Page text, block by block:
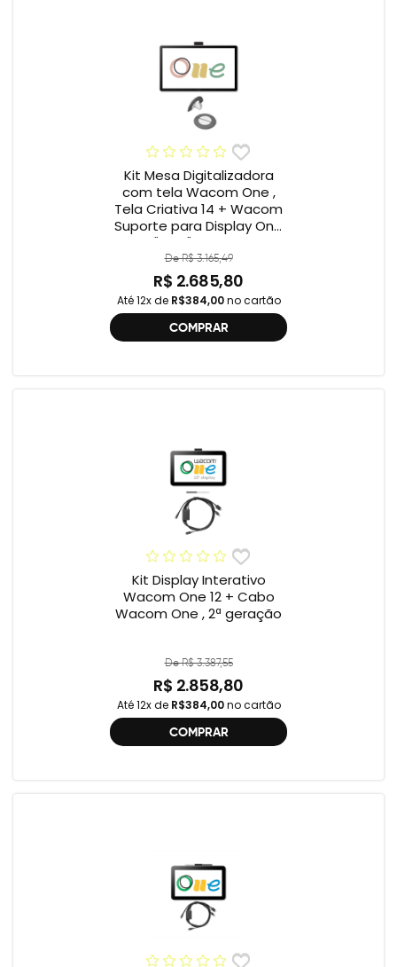
Kit Mesa Digitalizadora
com tela Wacom One ,
Tela Criativa 14 + Wacom
Suporte para Display One
12" e 13" ACK649Z
De R$ 3.165,49
R$ 2.685,80
Até 12x de R$384,00no cartão
COMPRAR
Kit Display Interativo
Wacom One 12 + Cabo
Wacom One , 2ª geração
De R$ 3.387,55
R$ 2.858,80
Até 12x de R$384,00no cartão
COMPRAR